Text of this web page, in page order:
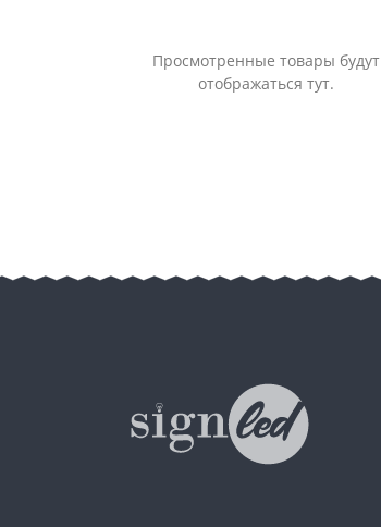
Просмотренные товары будут
отображаться тут.